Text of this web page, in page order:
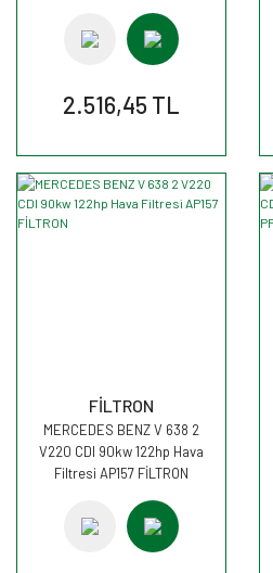
2.516,45 TL
FİLTRON
MERCEDES BENZ V 638 2
V220 CDI 90kw 122hp Hava
Filtresi AP157 FİLTRON